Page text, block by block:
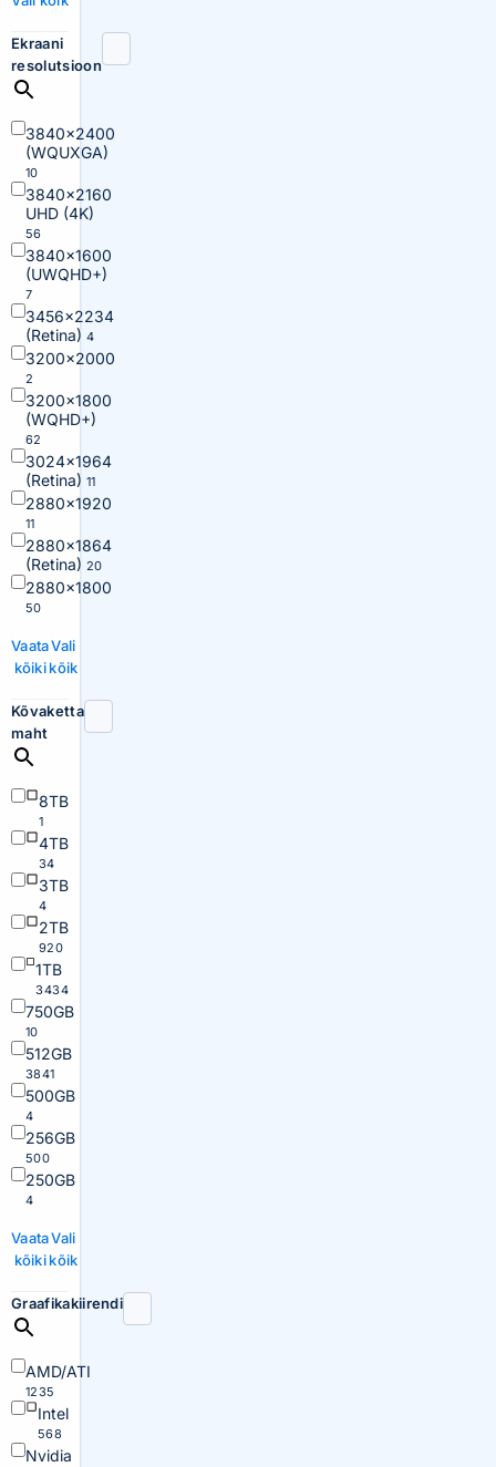
Ekraani
resolutsioon
3840×2400
(WQUXGA)
10
3840×2160
UHD (4K)
56
3840×1600
(UWQHD+)
7
3456×2234
(Retina) 4
3200×2000
2
3200×1800
(WQHD+)
62
3024×1964
(Retina) 11
2880×1920
11
2880×1864
(Retina) 20
2880×1800
50
Vaata
kõiki
Vali
kõik
Kõvaketta
maht
8TB
1
4TB
34
3TB
4
2TB
920
1TB
3434
750GB
10
512GB
3841
500GB
4
256GB
500
250GB
4
Vaata
kõiki
Vali
kõik
Graafikakiirendi
AMD/ATI
1235
Intel
568
Nvidia